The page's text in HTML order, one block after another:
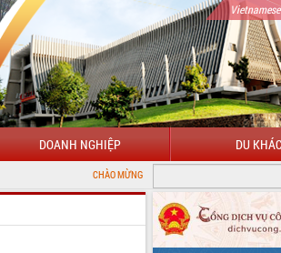
Vietnamese
DOANH NGHIỆP DU
CHÀO MỪNG ĐẾN VỚI CỔNG THÔNG TIN ĐIỆN TỬ TỈNH ĐẮK LẮK